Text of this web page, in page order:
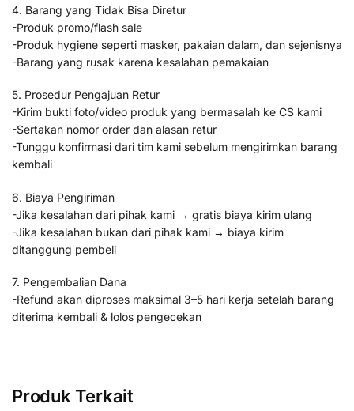
4. Barang yang Tidak Bisa Diretur
-Produk promo/flash sale
-Produk hygiene seperti masker, pakaian dalam, dan sejenisnya
-Barang yang rusak karena kesalahan pemakaian
5. Prosedur Pengajuan Retur
-Kirim bukti foto/video produk yang bermasalah ke CS kami
-Sertakan nomor order dan alasan retur
-Tunggu konfirmasi dari tim kami sebelum mengirimkan barang
kembali
6. Biaya Pengiriman
-Jika kesalahan dari pihak kami → gratis biaya kirim ulang
-Jika kesalahan bukan dari pihak kami → biaya kirim
ditanggung pembeli
7. Pengembalian Dana
-Refund akan diproses maksimal 3–5 hari kerja setelah barang
diterima kembali & lolos pengecekan
Produk Terkait